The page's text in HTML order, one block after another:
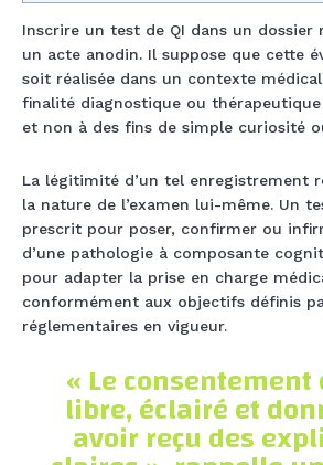
Inscrire un test de QI dans un dossier
un acte anodin. Il suppose que cette
soit réalisée dans un contexte
finalité diagnostique ou
et non à des fins de simple curiosité
La légitimité d’un tel enregistrement
la nature de l’examen lui-même. Un
prescrit pour poser, confirmer ou
d’une pathologie à composante
pour adapter la prise en charge
conformément aux objectifs définis
réglementaires en vigueur.
« Le
libre, éclairé et
avoir reçu des